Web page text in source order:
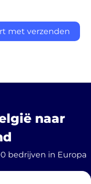
met verzenden
naar
bedrijven in Europa